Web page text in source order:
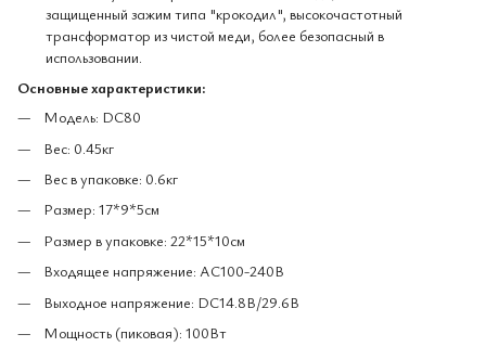
защищенный зажим типа "крокодил", высокочастотный
трансформатор из чистой меди, более безопасный в
использовании.
Основные характеристики:
Модель: DC80
Вес: 0.45кг
Вес в упаковке: 0.6кг
Размер: 17*9*5см
Размер в упаковке: 22*15*10см
Входящее напряжение: AC100-240В
Выходное напряжение: DC14.8В/29.6В
Мощность (пиковая): 100Вт